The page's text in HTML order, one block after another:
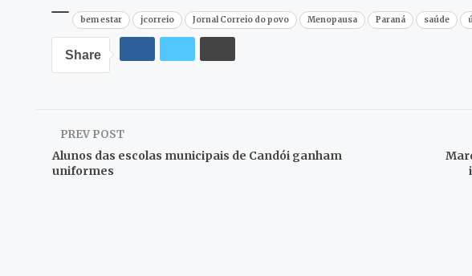
bem estar jcorreio Jornal Correio do povo Menopausa Paraná saúde
Share
PREV POST
Alunos das escolas municipais de Candói ganham
uniformes